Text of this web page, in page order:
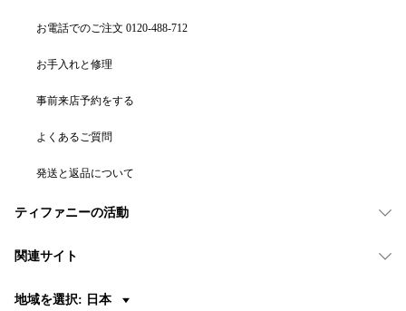
お電話でのご注文 0120-488-712
お手入れと修理
事前来店予約をする
よくあるご質問
発送と返品について
ティファニーの活動
関連サイト
地域を選択: 日本